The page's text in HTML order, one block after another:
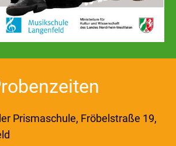
Prismaschule, Fröbelstraße 19,